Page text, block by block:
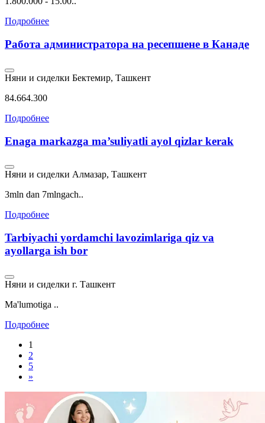
Подробнее
Работа администратора на ресепшене в Канаде
Няни и сиделки Бектемир, Ташкент
84.664.300
Подробнее
Enaga markazga ma’suliyatli ayol qizlar kerak
Няни и сиделки Алмазар, Ташкент
3mln dan 7mlngach..
Подробнее
Tarbiyachi yordamchi lavozimlariga qiz va
ayollarga ish bor
Няни и сиделки г. Ташкент
Ma'lumotiga ..
Подробнее
1
2
5
»